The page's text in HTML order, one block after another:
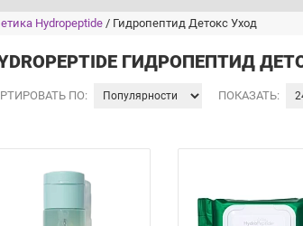
Hydropeptide / Гидропептид Детокс Уход
ГИДРОПЕПТИД
ПО: ПОКАЗАТЬ: